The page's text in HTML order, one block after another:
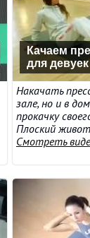
Качаем
для
Накачать
зале, но и в
прокачку
Плоский живот
Смотреть